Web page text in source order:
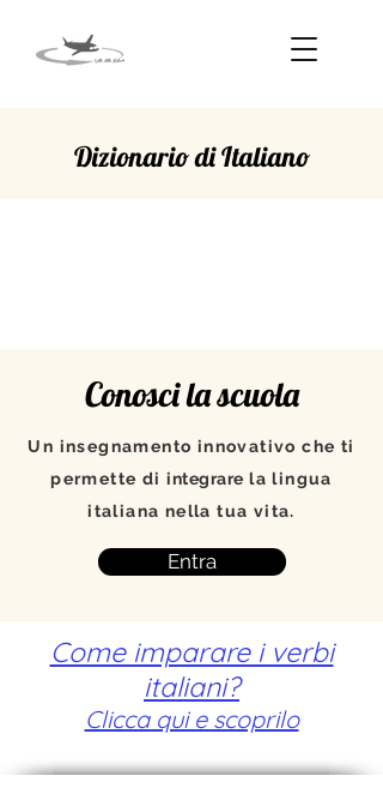
Dizionario di Italiano
Conosci la scuola
Un insegnamento innovativo che ti
permette diintegrare la lingua
italiana nella tua vita.
Entra
Come imparare i verbi
italiani?
Clicca qui e scoprilo